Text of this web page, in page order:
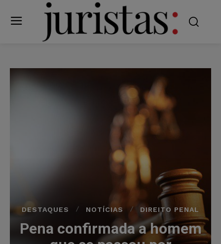
DESTAQUES NOTÍCIAS DIREITO PENAL
Pena confirmada a homem